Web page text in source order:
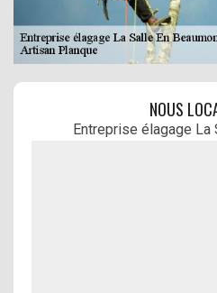
NOUS
Entreprise élagage La